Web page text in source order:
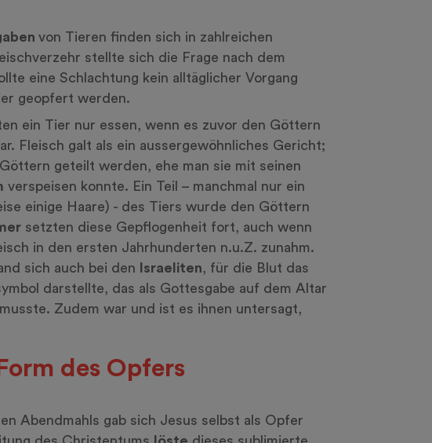
von Tieren finden sich in zahlreichen
stellte sich die Frage nach dem
eine Schlachtung kein alltäglicher Vorgang
geopfert werden.
ein Tier nur essen, wenn es zuvor den Göttern
Fleisch galt als ein aussergewöhnliches Gericht;
geteilt werden, ehe man sie mit seinen
verspeisen konnte. Ein Teil – manchmal nur ein
einige Haare) - des Tiers wurde den Göttern
setzten diese Gepflogenheit fort, auch wenn
in den ersten Jahrhunderten n.u.Z. zunahm.
sich auch bei den
Israeliten, für die Blut das
darstellte, das als Gottesgabe auf dem Altar
Zudem war und ist es ihnen untersagt,
des Opfers
Abendmahls gab sich Jesus selbst als Opfer